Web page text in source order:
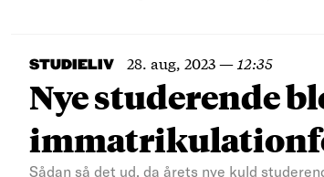
STUDIELIV 28. aug, 2023— 12:35
Nye studerende
Sådan så det ud, da årets nye kuld